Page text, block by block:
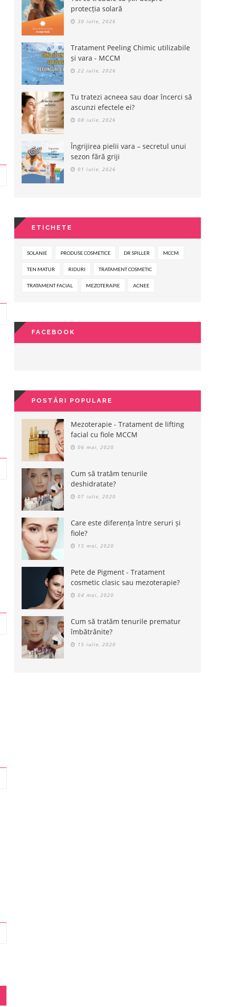
protecția solară
30 iulie, 2026
Tratament Peeling Chimic utilizabile
și vara - MCCM
22 iulie, 2026
Tu tratezi acneea sau doar încerci să
ascunzi efectele ei?
08 iulie, 2026
Îngrijirea pielii vara – secretul unui
sezon fără griji
01 iulie, 2026
ETICHETE
SOLANIE PRODUSE COSMETICE DR SPILLER MCCM
TEN MATUR RIDURI TRATAMENT COSMETIC
TRATAMENT FACIAL MEZOTERAPIE ACNEE
FACEBOOK
POSTĂRI POPULARE
Mezoterapie - Tratament de lifting
facial cu fiole MCCM
06 mai, 2020
Cum să tratăm tenurile
deshidratate?
07 iulie, 2020
Care este diferența între seruri și
fiole?
15 mai, 2020
Pete de Pigment - Tratament
cosmetic clasic sau mezoterapie?
04 mai, 2020
Cum să tratăm tenurile prematur
îmbătrânite?
15 iulie, 2020